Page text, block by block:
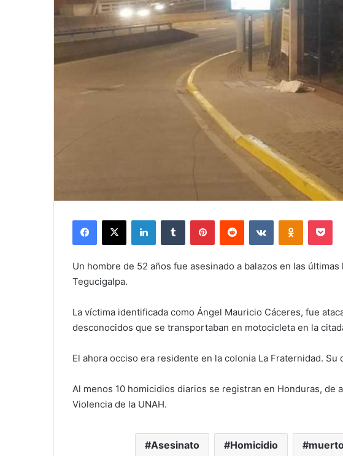
Facebook
X LinkedInTumblr PinterestReddit VKontakte
Un hombre de 52 años fue asesinado a balazos en las
Tegucigalpa.
La víctima identificada como Ángel Mauricio Cáceres, fue
desconocidos que se transportaban en motocicleta en la
El ahora occiso era residente en la colonia La Fraternidad.
Al menos 10 homicidios diarios se registran en Honduras, de
Violencia de la UNAH.
Asesinato Homicidio